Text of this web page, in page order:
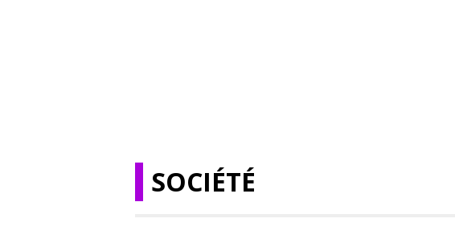
SOCIÉTÉ